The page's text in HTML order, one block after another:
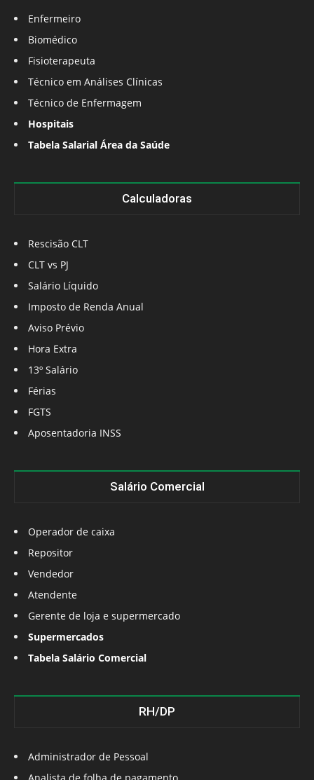
Enfermeiro
Biomédico
Fisioterapeuta
Técnico em Análises Clínicas
Técnico de Enfermagem
Hospitais
Tabela Salarial Área da Saúde
Calculadoras
Rescisão CLT
CLT vs PJ
Salário Líquido
Imposto de Renda Anual
Aviso Prévio
Hora Extra
13º Salário
Férias
FGTS
Aposentadoria INSS
Salário Comercial
Operador de caixa
Repositor
Vendedor
Atendente
Gerente de loja e supermercado
Supermercados
Tabela Salário Comercial
RH/DP
Administrador de Pessoal